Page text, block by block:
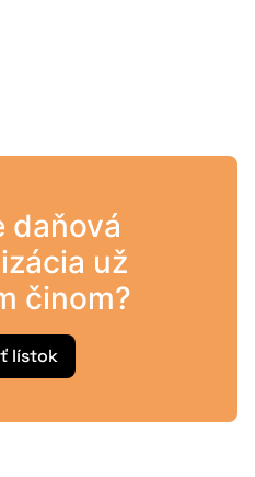
daňová
už
činom?
lístok